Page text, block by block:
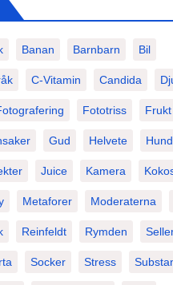
Banan Barnbarn Bil
C-Vitamin Candida
Fototriss Frukt
Gud Helvete Hund
Juice Kamera
Metaforer Moderaterna
Reinfeldt Rymden
Socker Stress